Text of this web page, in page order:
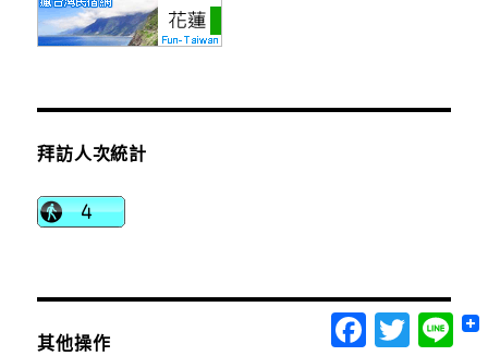
拜訪人次統計
其他操作
Facebook
Twitter